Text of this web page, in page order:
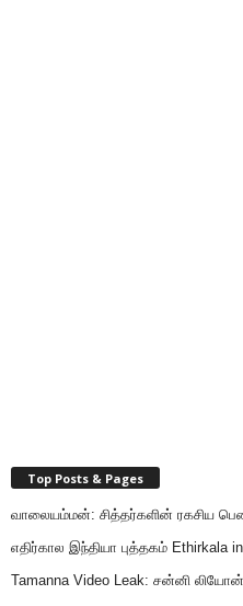
Top Posts & Pages
வாலையம்மன்: சித்தர்களின் ரகசிய
எதிர்கால இந்தியா புத்தகம் Ethirkala
Tamanna Video Leak: சன்னி